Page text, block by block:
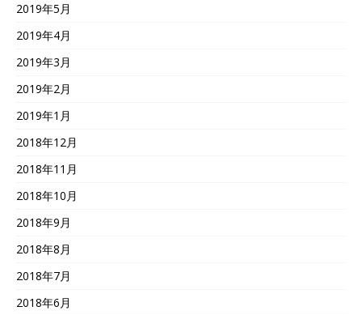
2019年5月
2019年4月
2019年3月
2019年2月
2019年1月
2018年12月
2018年11月
2018年10月
2018年9月
2018年8月
2018年7月
2018年6月